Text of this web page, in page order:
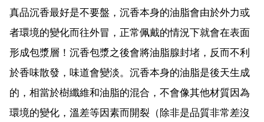
真品沉香最好是不要盤，沉香本身的油脂會由於外力或
者環境的變化而往外冒，正常佩戴的情況下就會在表面
形成包漿層！沉香包漿之後會將油脂腺封堵，反而不利
於香味散發，味道會變淡。沉香本身的油脂是後天生成
的，相當於樹纖維和油脂的混合，不會像其他材質因為
環境的變化，溫差等因素而開裂（除非是品質非常差沒